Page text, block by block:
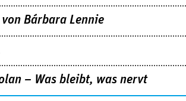
Bárbara Lennie
– Was bleibt, was nervt